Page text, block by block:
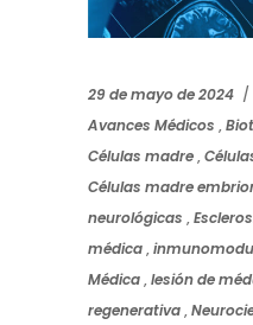
29 de mayo de 2024
Avances Médicos ,
Células madre,
Células madre
neurológicas ,
médica,
Médica,lesión de
regenerativa,